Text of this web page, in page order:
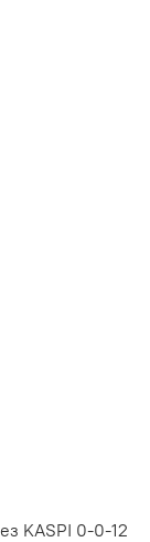
KASPI 0-0-12